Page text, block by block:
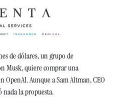
de dólares, un grupo de
Musk, quiere comprar una
Aunque a Sam Altman, CEO
nada la propuesta.